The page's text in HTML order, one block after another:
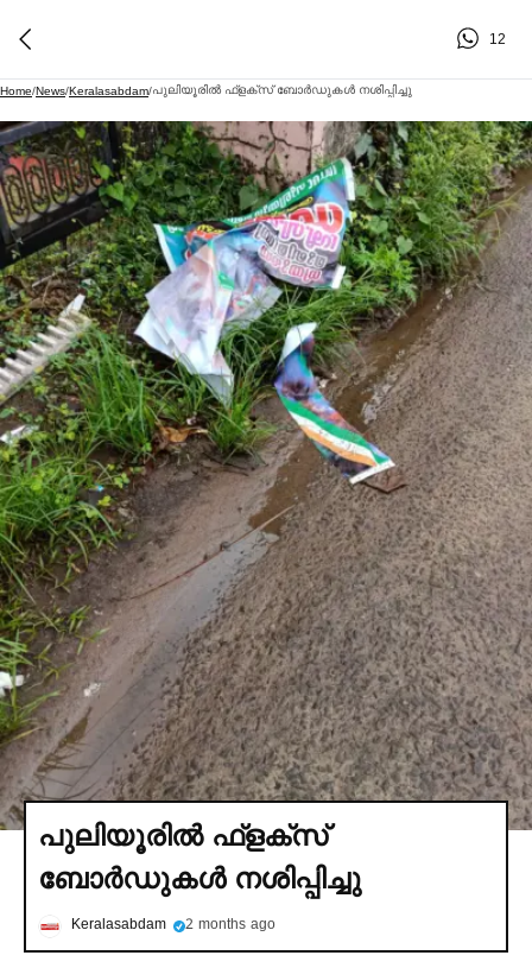
12
Home/News/Keralasabdam/പുലിയൂരില്‍ ഫ്ളക്സ് ബോര്‍ഡുകള്‍ നശിപ്പിച്ചു
പുലിയൂരില്‍ ഫ്ളക്സ്
ബോര്‍ഡുകള്‍ നശിപ്പിച്ചു
Keralasabdam 2 months ago